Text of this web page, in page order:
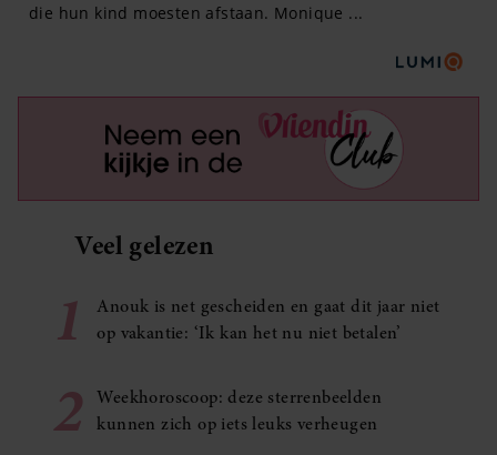
Veel gelezen
1
Anouk is net gescheiden en gaat dit jaar niet
op vakantie: ‘Ik kan het nu niet betalen’
2
Weekhoroscoop: deze sterrenbeelden
kunnen zich op iets leuks verheugen